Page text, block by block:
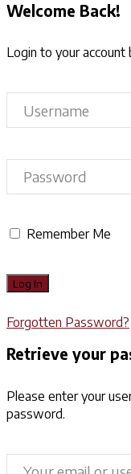
Welcome Back!
Login to your account
Remember Me
Forgotten Password?
Retrieve your
Please enter your
password.